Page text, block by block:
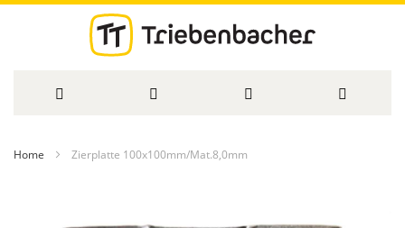
Home Zierplatte 100x100mm/Mat.8,0mm